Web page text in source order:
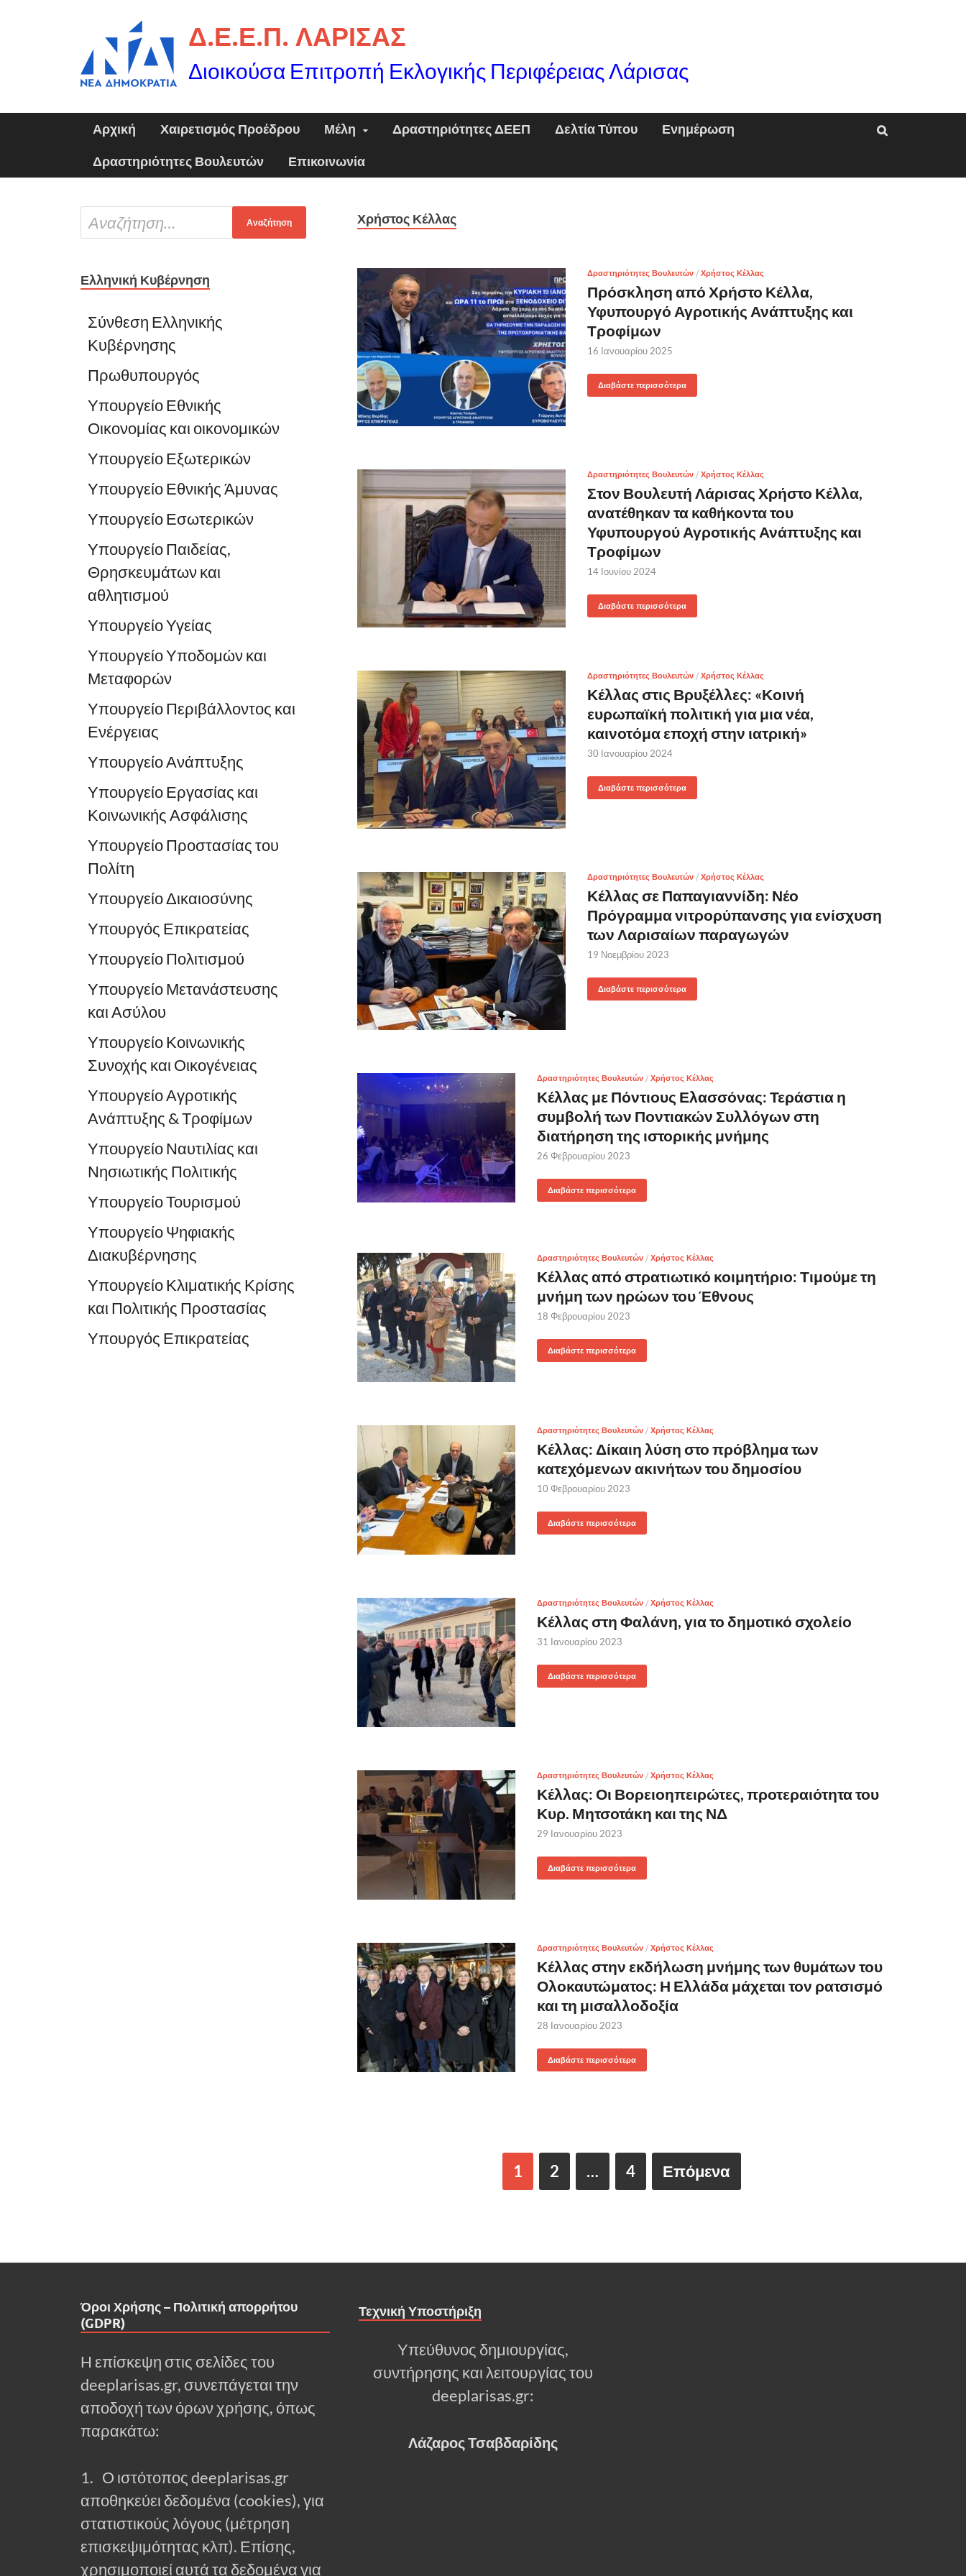
Δ.Ε.Ε.Π. ΛΑΡΙΣΑΣ
Διοικούσα Επιτροπή Εκλογικής Περιφέρειας Λάρισας
Αρχική Χαιρετισμός Προέδρου Μέλη Δραστηριότητες ΔΕΕΠ Δελτία Τύπου Ενημέρωση
Δραστηριότητες Βουλευτών Επικοινωνία
Χρήστος Κέλλας
Δραστηριότητες Βουλευτών / Χρήστος Κέλλας
Πρόσκληση από Χρήστο Κέλλα,
Υφυπουργό Αγροτικής Ανάπτυξης και
Τροφίμων
16 Ιανουαρίου 2025
Διαβάστε περισσότερα
Δραστηριότητες Βουλευτών / Χρήστος Κέλλας
Στον Βουλευτή Λάρισας Χρήστο Κέλλα,
ανατέθηκαν τα καθήκοντα του
Υφυπουργού Αγροτικής Ανάπτυξης και
Τροφίμων
14 Ιουνίου 2024
Διαβάστε περισσότερα
Δραστηριότητες Βουλευτών / Χρήστος Κέλλας
Κέλλας στις Βρυξέλλες: «Κοινή
ευρωπαϊκή πολιτική για μια νέα,
καινοτόμα εποχή στην ιατρική»
30 Ιανουαρίου 2024
Διαβάστε περισσότερα
Δραστηριότητες Βουλευτών / Χρήστος Κέλλας
Κέλλας σε Παπαγιαννίδη: Νέο
Πρόγραμμα νιτρορύπανσης για ενίσχυση
των Λαρισαίων παραγωγών
19 Νοεμβρίου 2023
Διαβάστε περισσότερα
Δραστηριότητες Βουλευτών / Χρήστος Κέλλας
Κέλλας με Πόντιους Ελασσόνας: Τεράστια η
συμβολή των Ποντιακών Συλλόγων στη
διατήρηση της ιστορικής μνήμης
26 Φεβρουαρίου 2023
Διαβάστε περισσότερα
Δραστηριότητες Βουλευτών / Χρήστος Κέλλας
Κέλλας από στρατιωτικό κοιμητήριο: Τιμούμε τη
μνήμη των ηρώων του Έθνους
18 Φεβρουαρίου 2023
Διαβάστε περισσότερα
Δραστηριότητες Βουλευτών / Χρήστος Κέλλας
Κέλλας: Δίκαιη λύση στο πρόβλημα των
κατεχόμενων ακινήτων του δημοσίου
10 Φεβρουαρίου 2023
Διαβάστε περισσότερα
Δραστηριότητες Βουλευτών / Χρήστος Κέλλας
Κέλλας στη Φαλάνη, για το δημοτικό σχολείο
31 Ιανουαρίου 2023
Διαβάστε περισσότερα
Δραστηριότητες Βουλευτών / Χρήστος Κέλλας
Κέλλας: Οι Βορειοηπειρώτες, προτεραιότητα του
Κυρ. Μητσοτάκη και της ΝΔ
29 Ιανουαρίου 2023
Διαβάστε περισσότερα
Δραστηριότητες Βουλευτών / Χρήστος Κέλλας
Κέλλας στην εκδήλωση μνήμης των θυμάτων του
Ολοκαυτώματος: Η Ελλάδα μάχεται τον ρατσισμό
και τη μισαλλοδοξία
28 Ιανουαρίου 2023
Διαβάστε περισσότερα
1 2 … 4 Επόμενα
Ελληνική Κυβέρνηση
Σύνθεση Ελληνικής
Κυβέρνησης
Πρωθυπουργός
Υπουργείο Εθνικής
Οικονομίας και οικονομικών
Υπουργείο Εξωτερικών
Υπουργείο Εθνικής Άμυνας
Υπουργείο Εσωτερικών
Υπουργείο Παιδείας,
Θρησκευμάτων και
αθλητισμού
Υπουργείο Υγείας
Υπουργείο Υποδομών και
Μεταφορών
Υπουργείο Περιβάλλοντος και
Ενέργειας
Υπουργείο Ανάπτυξης
Υπουργείο Εργασίας και
Κοινωνικής Ασφάλισης
Υπουργείο Προστασίας του
Πολίτη
Υπουργείο Δικαιοσύνης
Υπουργός Επικρατείας
Υπουργείο Πολιτισμού
Υπουργείο Μετανάστευσης
και Ασύλου
Υπουργείο Κοινωνικής
Συνοχής και Οικογένειας
Υπουργείο Αγροτικής
Ανάπτυξης & Τροφίμων
Υπουργείο Ναυτιλίας και
Νησιωτικής Πολιτικής
Υπουργείο Τουρισμού
Υπουργείο Ψηφιακής
Διακυβέρνησης
Υπουργείο Κλιματικής Κρίσης
και Πολιτικής Προστασίας
Υπουργός Επικρατείας
Όροι Χρήσης – Πολιτική απορρήτου
(GDPR)
Η επίσκεψη στις σελίδες του
deeplarisas.gr, συνεπάγεται την
αποδοχή των όρων χρήσης, όπως
παρακάτω:
1. Ο ιστότοπος deeplarisas.gr
αποθηκεύει δεδομένα (cookies), για
στατιστικούς λόγους (μέτρηση
επισκεψιμότητας κλπ). Επίσης,
χρησιμοποιεί αυτά τα δεδομένα για
Τεχνική Υποστήριξη
Υπεύθυνος δημιουργίας,
συντήρησης και λειτουργίας του
deeplarisas.gr:
Λάζαρος Τσαβδαρίδης